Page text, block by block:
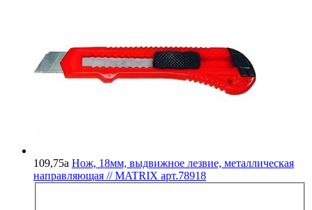
109,75a Нож, 18мм, выдвижное лезвие, металлическая
направляющая // MATRIX арт.78918